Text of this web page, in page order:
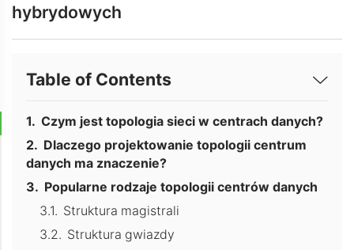
hybrydowych
Table of Contents
Czym jest topologia sieci w centrach danych?
Dlaczego projektowanie topologii centrum
danych ma znaczenie?
Popularne rodzaje topologii centrów danych
Struktura magistrali
Struktura gwiazdy